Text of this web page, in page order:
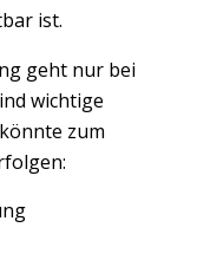
ist.
geht nur bei
wichtige
zum